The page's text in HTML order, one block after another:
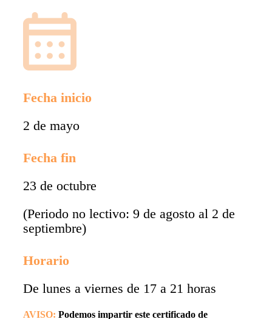
Fecha inicio
2 de mayo
Fecha fin
23 de octubre
(Periodo no lectivo: 9 de agosto al 2 de
septiembre)
Horario
De lunes a viernes de 17 a 21 horas
AVISO: Podemos impartir este certificado de